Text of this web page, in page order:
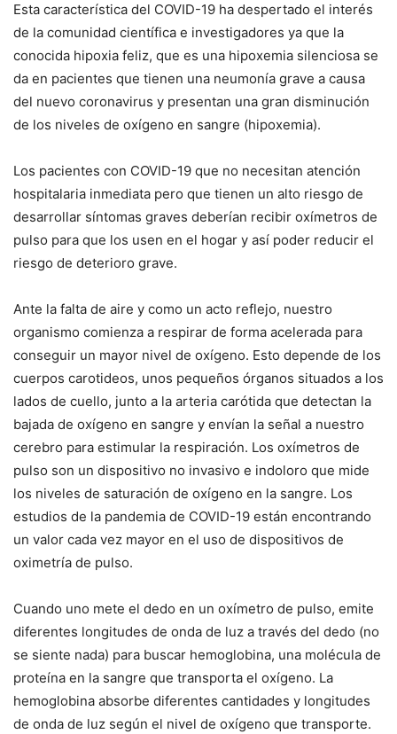
Esta característica del COVID-19 ha despertado el interés
de la comunidad científica e investigadores ya que la
conocida hipoxia feliz, que es una hipoxemia silenciosa se
da en pacientes que tienen una neumonía grave a causa
del nuevo coronavirus y presentan una gran disminución
de los niveles de oxígeno en sangre (hipoxemia).
Los pacientes con COVID-19 que no necesitan atención
hospitalaria inmediata pero que tienen un alto riesgo de
desarrollar síntomas graves deberían recibir oxímetros de
pulso para que los usen en el hogar y así poder reducir el
riesgo de deterioro grave.
Ante la falta de aire y como un acto reflejo, nuestro
organismo comienza a respirar de forma acelerada para
conseguir un mayor nivel de oxígeno. Esto depende de los
cuerpos carotideos, unos pequeños órganos situados a los
lados de cuello, junto a la arteria carótida que detectan la
bajada de oxígeno en sangre y envían la señal a nuestro
cerebro para estimular la respiración. Los oxímetros de
pulso son un dispositivo no invasivo e indoloro que mide
los niveles de saturación de oxígeno en la sangre. Los
estudios de la pandemia de COVID-19 están encontrando
un valor cada vez mayor en el uso de dispositivos de
oximetría de pulso.
Cuando uno mete el dedo en un oxímetro de pulso, emite
diferentes longitudes de onda de luz a través del dedo (no
se siente nada) para buscar hemoglobina, una molécula de
proteína en la sangre que transporta el oxígeno. La
hemoglobina absorbe diferentes cantidades y longitudes
de onda de luz según el nivel de oxígeno que transporte.